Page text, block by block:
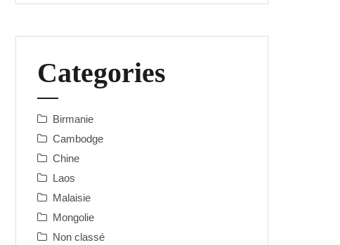
Categories
Birmanie
Cambodge
Chine
Laos
Malaisie
Mongolie
Non classé